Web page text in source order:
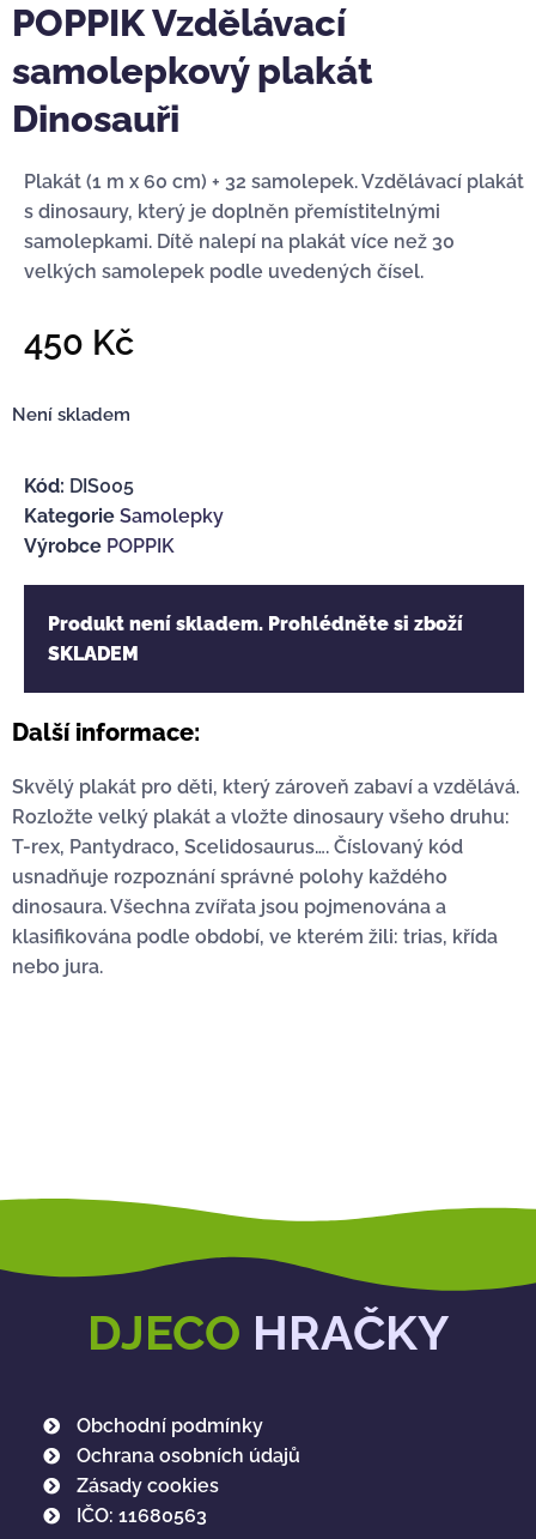
POPPIK Vzdělávací
samolepkový plakát
Dinosauři
Plakát (1 m x 60 cm) + 32 samolepek. Vzdělávací plakát
s dinosaury, který je doplněn přemístitelnými
samolepkami. Dítě nalepí na plakát více než 30
velkých samolepek podle uvedených čísel.
450 Kč
Není skladem
Kód: DIS005
Kategorie Samolepky
Výrobce POPPIK
Produkt není skladem. Prohlédněte si zboží
SKLADEM
Další informace:
Skvělý plakát pro děti, který zároveň zabaví a vzdělává.
Rozložte velký plakát a vložte dinosaury všeho druhu:
T-rex, Pantydraco, Scelidosaurus…. Číslovaný kód
usnadňuje rozpoznání správné polohy každého
dinosaura. Všechna zvířata jsou pojmenována a
klasifikována podle období, ve kterém žili: trias, křída
nebo jura.
DJECO HRAČKY
Obchodní podmínky
Ochrana osobních údajů
Zásady cookies
IČO: 11680563